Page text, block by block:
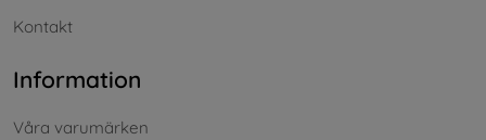
Kontakt
Information
Våra varumärken